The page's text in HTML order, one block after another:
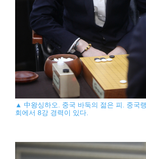
▲ 中왕싱하오. 중국 바둑의 젊은 피. 중국
회에서 8강 경력이 있다.